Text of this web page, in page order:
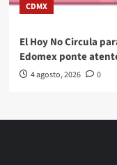
CDMX
El Hoy No Circula
Edomex ponte
4 agosto, 2026 0